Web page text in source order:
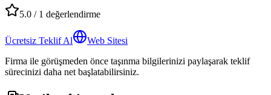
5.0 / 1 değerlendirme
Ücretsiz Teklif Al
Web Sitesi
Firma ile görüşmeden önce taşınma bilgilerinizi paylaşarak teklif
sürecinizi daha net başlatabilirsiniz.